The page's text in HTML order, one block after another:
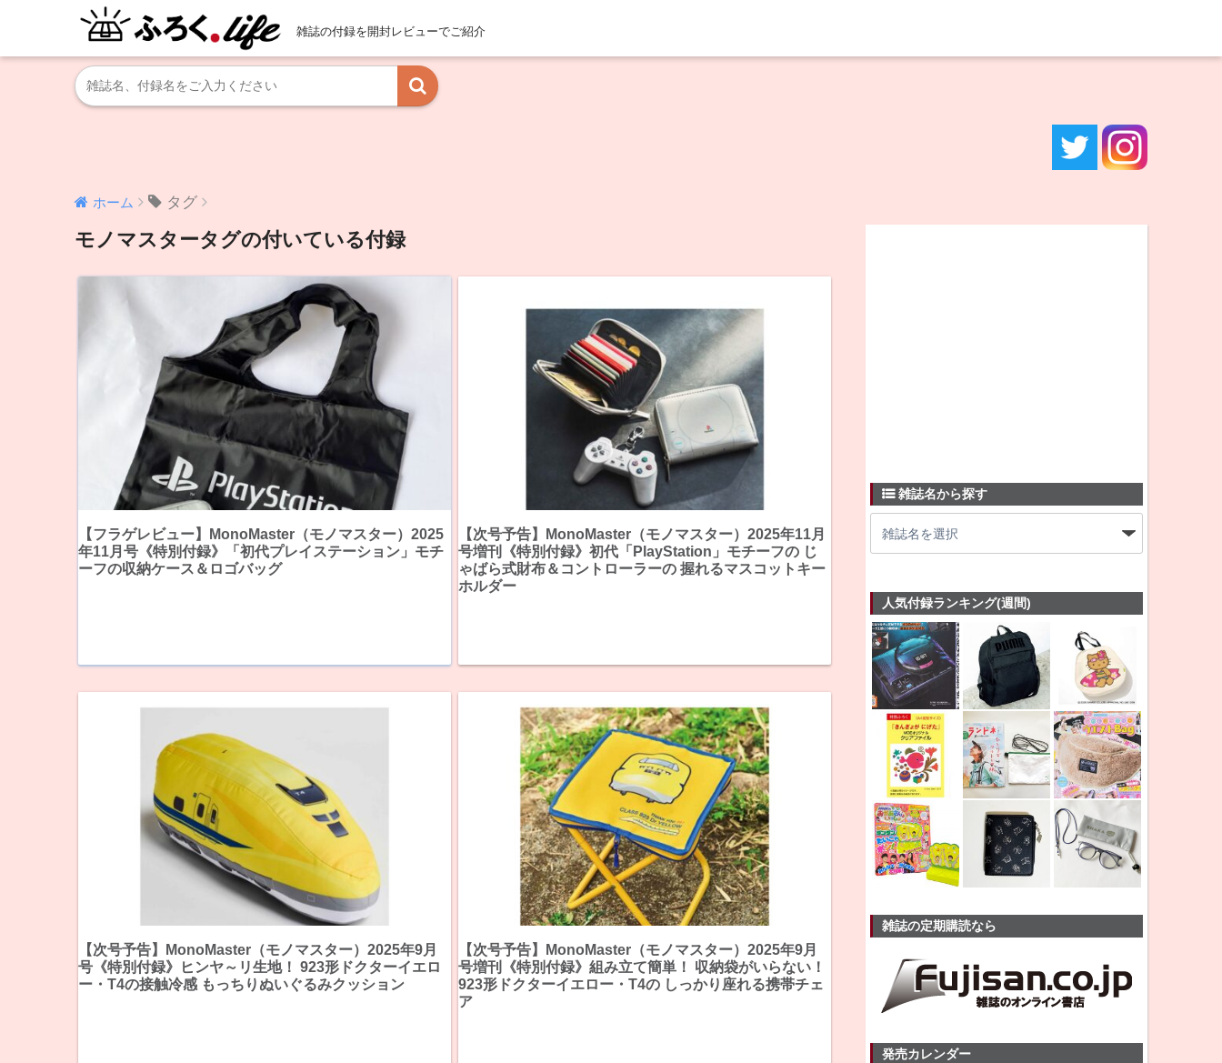
雑誌の付録を開封レビューでご紹介
ホーム タグ
モノマスタータグの付いている付録
【フラゲレビュー】MonoMaster（モノマスター）2025
年11月号《特別付録》「初代プレイステーション」モチ
ーフの収納ケース＆ロゴバッグ
【次号予告】MonoMaster（モノマスター）2025年11月
号増刊《特別付録》初代「PlayStation」モチーフの じ
ゃばら式財布＆コントローラーの 握れるマスコットキー
ホルダー
【次号予告】MonoMaster（モノマスター）2025年9月
号《特別付録》ヒンヤ～リ生地！ 923形ドクターイエロ
ー・T4の接触冷感 もっちりぬいぐるみクッション
【次号予告】MonoMaster（モノマスター）2025年9月
号増刊《特別付録》組み立て簡単！ 収納袋がいらない！
923形ドクターイエロー・T4の しっかり座れる携帯チェ
ア
雑誌名から探す
人気付録ランキング(週間)
雑誌の定期購読なら
発売カレンダー